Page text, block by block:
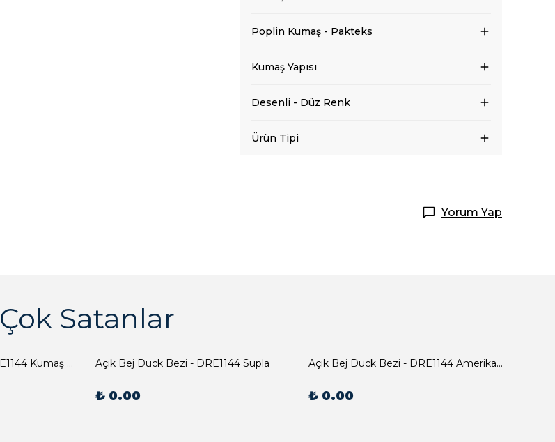
Poplin Kumaş - Pakteks
Kumaş Yapısı
Desenli - Düz Renk
Ürün Tipi
Yorum Yap
Çok Satanlar
Açık Bej Duck Bezi - DRE1144 Kumaş Peçete Açık Bej Duck Bezi - DRE1144 Supla
₺ 0.00
Açık Bej Duck Bezi - DRE1144 Amerikan Servis
₺ 0.00